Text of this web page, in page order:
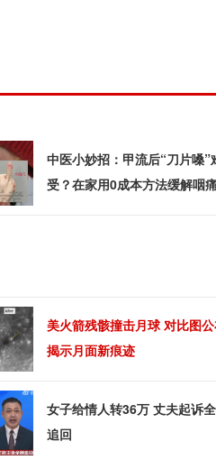
中医小妙招：甲流后“刀片嗓”
受？在家用0成本方法缓解咽
美火箭残骸撞击月球 对比图
揭示月面新痕迹
女子给情人转36万 丈夫起诉
追回